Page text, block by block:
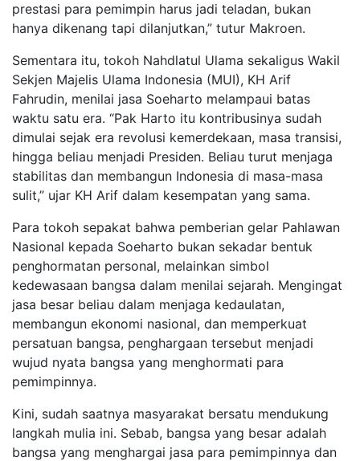
prestasi para pemimpin harus jadi teladan, bukan
hanya dikenang tapi dilanjutkan,” tutur Makroen.
Sementara itu, tokoh Nahdlatul Ulama sekaligus Wakil
Sekjen Majelis Ulama Indonesia (MUI), KH Arif
Fahrudin, menilai jasa Soeharto melampaui batas
waktu satu era. “Pak Harto itu kontribusinya sudah
dimulai sejak era revolusi kemerdekaan, masa transisi,
hingga beliau menjadi Presiden. Beliau turut menjaga
stabilitas dan membangun Indonesia di masa-masa
sulit,” ujar KH Arif dalam kesempatan yang sama.
Para tokoh sepakat bahwa pemberian gelar Pahlawan
Nasional kepada Soeharto bukan sekadar bentuk
penghormatan personal, melainkan simbol
kedewasaan bangsa dalam menilai sejarah. Mengingat
jasa besar beliau dalam menjaga kedaulatan,
membangun ekonomi nasional, dan memperkuat
persatuan bangsa, penghargaan tersebut menjadi
wujud nyata bangsa yang menghormati para
pemimpinnya.
Kini, sudah saatnya masyarakat bersatu mendukung
langkah mulia ini. Sebab, bangsa yang besar adalah
bangsa yang menghargai jasa para pemimpinnya dan